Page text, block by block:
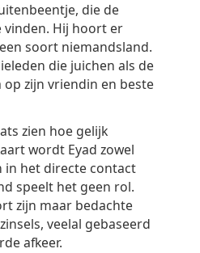
die de
vinden. Hij hoort er
soort niemandsland.
die juichen als de
zijn vriendin en beste
zien hoe gelijk
wordt Eyad zowel
in het directe contact
speelt het geen rol.
zijn maar bedachte
veelal gebaseerd
afkeer.